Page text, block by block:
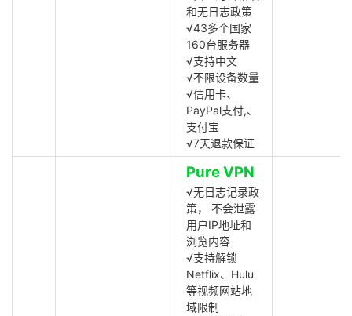
和无日志政策
√43多个国家
160台服务器
√支持中文
√不限设备数量
√信用卡、
PayPal支付,、
支付宝
√7天退款保证
Pure VPN
√无日志记录政
策， 不会泄露
用户IP地址和
浏览内容
√支持解锁
Netflix、Hulu
等视频网站地
域限制